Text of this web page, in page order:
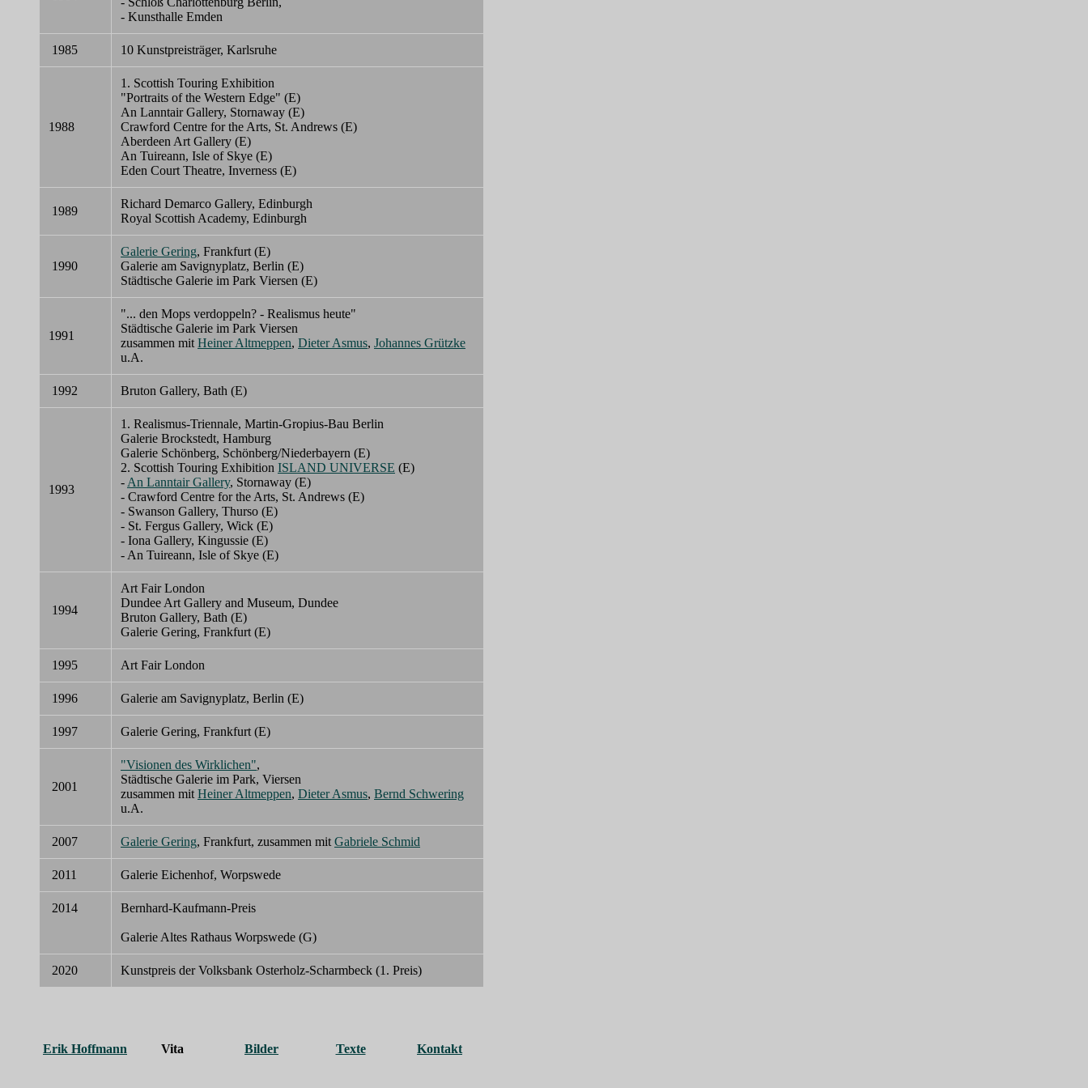
- Kunsthalle Emden
1985 10 Kunstpreisträger, Karlsruhe
1988
1. Scottish Touring Exhibition
"Portraits of the Western Edge" (E)
An Lanntair Gallery, Stornaway (E)
Crawford Centre for the Arts, St. Andrews (E)
Aberdeen Art Gallery (E)
An Tuireann, Isle of Skye (E)
Eden Court Theatre, Inverness (E)
1989
Richard Demarco Gallery, Edinburgh
Royal Scottish Academy, Edinburgh
1990
Galerie Gering, Frankfurt (E)
Galerie am Savignyplatz, Berlin (E)
Städtische Galerie im Park Viersen (E)
1991
"... den Mops verdoppeln? - Realismus heute"
Städtische Galerie im Park Viersen
zusammen mitHeiner Altmeppen, Dieter Asmus, Johannes Grützke
u.A.
1992 Bruton Gallery, Bath (E)
1993
1. Realismus-Triennale, Martin-Gropius-Bau Berlin
Galerie Brockstedt, Hamburg
Galerie Schönberg, Schönberg/Niederbayern (E)
2. Scottish Touring Exhibition ISLAND UNIVERSE (E)
-An Lanntair Gallery, Stornaway (E)
- Crawford Centre for the Arts, St. Andrews (E)
- Swanson Gallery, Thurso (E)
- St. Fergus Gallery, Wick (E)
- Iona Gallery, Kingussie (E)
- An Tuireann, Isle of Skye (E)
1994
Art Fair London
Dundee Art Gallery and Museum, Dundee
Bruton Gallery, Bath (E)
Galerie Gering, Frankfurt (E)
1995 Art Fair London
1996 Galerie am Savignyplatz, Berlin (E)
1997 Galerie Gering, Frankfurt (E)
2001
"Visionen des Wirklichen",
Städtische Galerie im Park, Viersen
zusammen mitHeiner Altmeppen, Dieter Asmus, Bernd Schwering
u.A.
2007 Galerie Gering, Frankfurt, zusammen mitGabriele Schmid
2011 Galerie Eichenhof, Worpswede
2014 Bernhard-Kaufmann-Preis
Galerie Altes Rathaus Worpswede (G)
2020 Kunstpreis der Volksbank Osterholz-Scharmbeck (1. Preis)
Erik Hoffmann Vita Bilder Texte Kontakt